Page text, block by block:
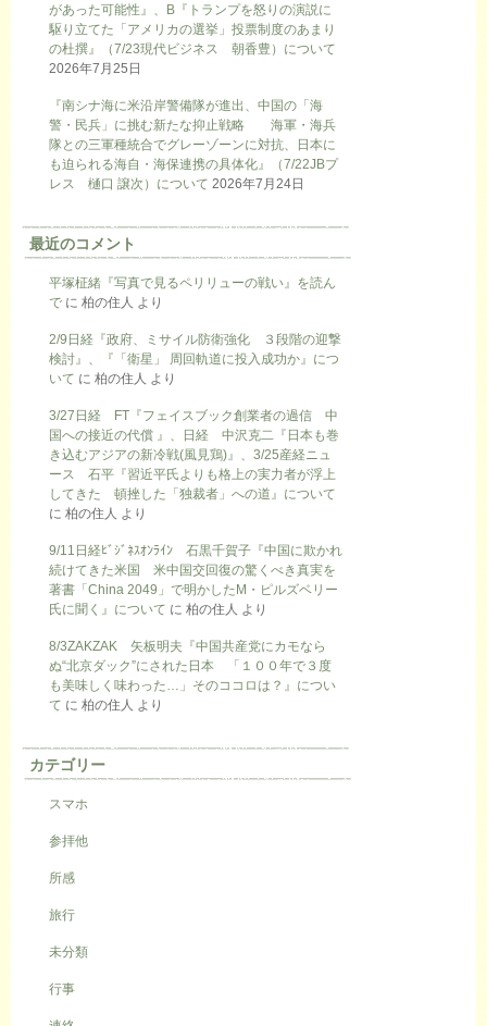
があった可能性』、B『トランプを怒りの演説に
駆り立てた「アメリカの選挙」投票制度のあまり
の杜撰』（7/23現代ビジネス 朝香豊）について
2026年7月25日
『南シナ海に米沿岸警備隊が進出、中国の「海
警・民兵」に挑む新たな抑止戦略 海軍・海兵
隊との三軍種統合でグレーゾーンに対抗、日本に
も迫られる海自・海保連携の具体化』（7/22JBプ
レス 樋口 譲次）について 2026年7月24日
最近のコメント
平塚柾緒『写真で見るペリリューの戦い』を読ん
で に 柏の住人 より
2/9日経『政府、ミサイル防衛強化 ３段階の迎撃
検討』、『「衛星」 周回軌道に投入成功か』につ
いて に 柏の住人 より
3/27日経 FT『フェイスブック創業者の過信 中
国への接近の代償 』、日経 中沢克二『日本も巻
き込むアジアの新冷戦(風見鶏)』、3/25産経ニュ
ース 石平『習近平氏よりも格上の実力者が浮上
してきた 頓挫した「独裁者」への道』について
に 柏の住人 より
9/11日経ﾋﾞｼﾞﾈｽｵﾝﾗｲﾝ 石黒千賀子『中国に欺かれ
続けてきた米国 米中国交回復の驚くべき真実を
著書「China 2049」で明かしたM・ピルズベリー
氏に聞く』について に 柏の住人 より
8/3ZAKZAK 矢板明夫『中国共産党にカモなら
ぬ“北京ダック”にされた日本 「１００年で３度
も美味しく味わった…」そのココロは？』につい
て に 柏の住人 より
カテゴリー
スマホ
参拝他
所感
旅行
未分類
行事